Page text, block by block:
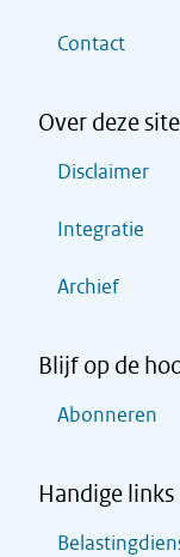
Contact
Over deze site
Disclaimer
Integratie
Archief
Blijf op de
Abonneren
Handige links